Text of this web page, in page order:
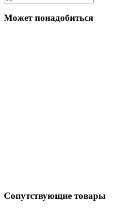
Может понадобиться
Сопутствующие товары